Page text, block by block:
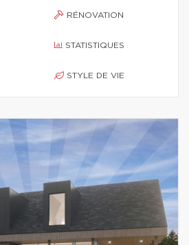
RÉNOVATION
STATISTIQUES
STYLE DE VIE